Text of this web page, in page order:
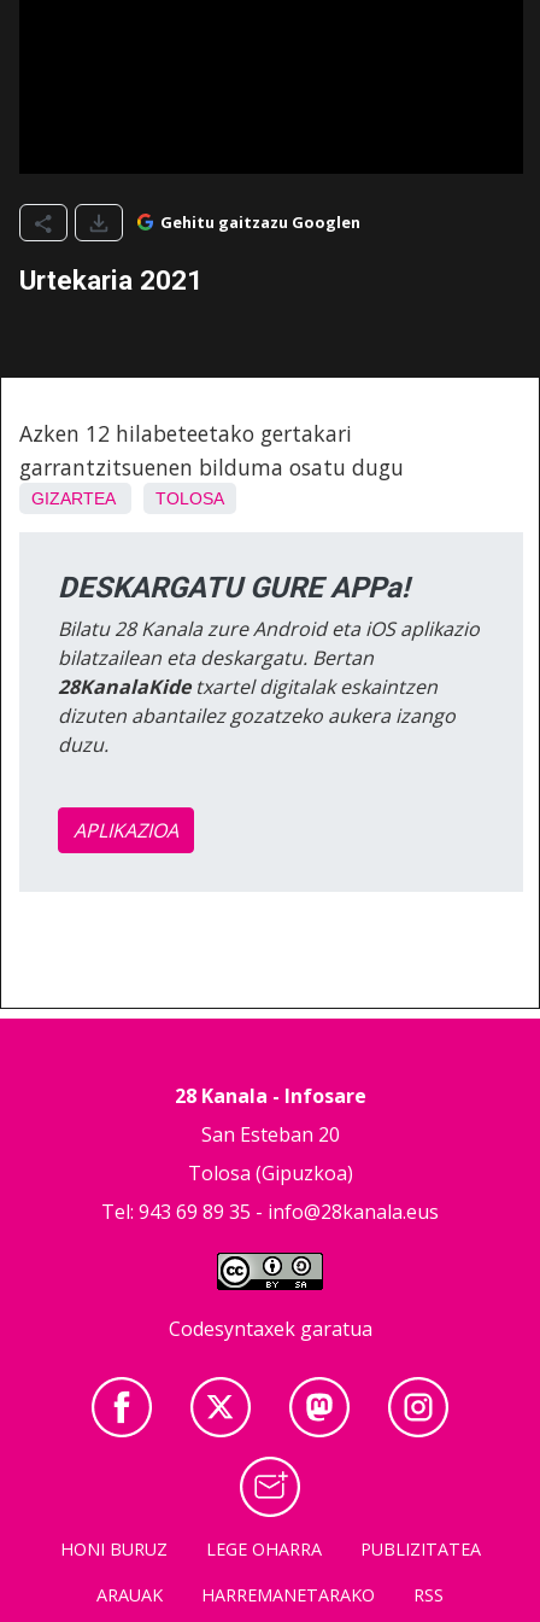
Gehitu gaitzazu Googlen
Urtekaria 2021
Azken 12 hilabeteetako gertakari
garrantzitsuenen bilduma osatu dugu
GIZARTEA TOLOSA
DESKARGATU GURE APPa!
Bilatu 28 Kanala zure Android eta iOS aplikazio
bilatzailean eta deskargatu. Bertan
28KanalaKidetxartel digitalak eskaintzen
dizuten abantailez gozatzeko aukera izango
duzu.
APLIKAZIOA
28 Kanala - Infosare
San Esteban 20
Tolosa (Gipuzkoa)
Tel: 943 69 89 35 - info@28kanala.eus
Codesyntaxek garatua
HONI BURUZ LEGE OHARRA
PUBLIZITATEA
ARAUAK
HARREMANETARAKO RSS